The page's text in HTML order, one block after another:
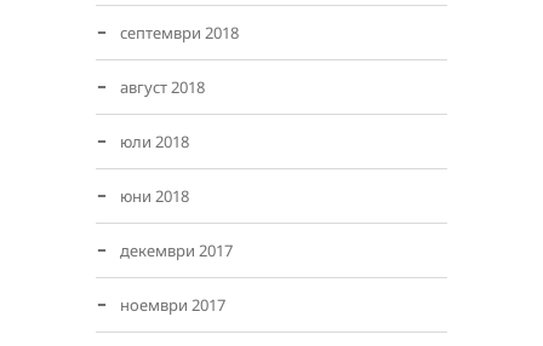
септември 2018
август 2018
юли 2018
юни 2018
декември 2017
ноември 2017